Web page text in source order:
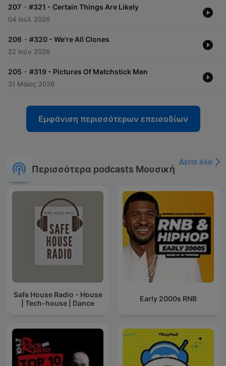
207 - #321 - Certain Things Are Likely
04 Ιούλ 2026
206 - #320 - We're All Clones
22 Ιούν 2026
205 - #319 - Pictures Of Matchstick Men
31 Μάιος 2026
Εμφάνιση περισσότερων επεισοδίων
Περισσότερα podcasts Μουσική
Δείτε όλα
Safe House Radio - House
| Tech-house | Dance
Early 2000s RNB